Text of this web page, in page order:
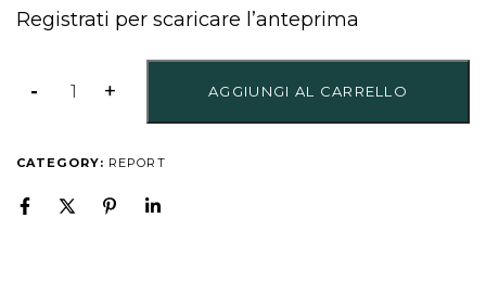
Registrati per scaricare l’anteprima
AGGIUNGI AL CARRELLO
CATEGORY: REPORT